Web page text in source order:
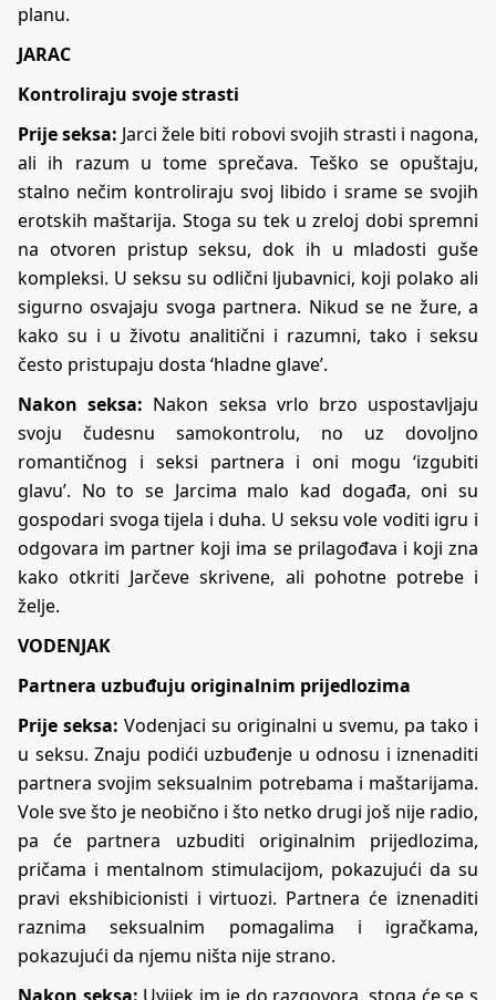
planu.
JARAC
Kontroliraju svoje strasti
Prije seksa: Jarci žele biti robovi svojih strasti i nagona,
ali ih razum u tome sprečava. Teško se opuštaju,
stalno nečim kontroliraju svoj libido i srame se svojih
erotskih maštarija. Stoga su tek u zreloj dobi spremni
na otvoren pristup seksu, dok ih u mladosti guše
kompleksi. U seksu su odlični ljubavnici, koji polako ali
sigurno osvajaju svoga partnera. Nikud se ne žure, a
kako su i u životu analitični i razumni, tako i seksu
često pristupaju dosta ‘hladne glave’.
Nakon seksa: Nakon seksa vrlo brzo uspostavljaju
svoju čudesnu samokontrolu, no uz dovoljno
romantičnog i seksi partnera i oni mogu ‘izgubiti
glavu’. No to se Jarcima malo kad događa, oni su
gospodari svoga tijela i duha. U seksu vole voditi igru i
odgovara im partner koji ima se prilagođava i koji zna
kako otkriti Jarčeve skrivene, ali pohotne potrebe i
želje.
VODENJAK
Partnera uzbuđuju originalnim prijedlozima
Prije seksa: Vodenjaci su originalni u svemu, pa tako i
u seksu. Znaju podići uzbuđenje u odnosu i iznenaditi
partnera svojim seksualnim potrebama i maštarijama.
Vole sve što je neobično i što netko drugi još nije radio,
pa će partnera uzbuditi originalnim prijedlozima,
pričama i mentalnom stimulacijom, pokazujući da su
pravi ekshibicionisti i virtuozi. Partnera će iznenaditi
raznima seksualnim pomagalima i igračkama,
pokazujući da njemu ništa nije strano.